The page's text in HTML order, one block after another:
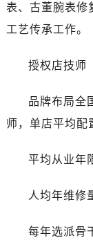
表、古董腕表修
工艺传承工作。
授权店技师
品牌布局全
师，单店平均配
平均从业年
人均年维修
每年选派骨